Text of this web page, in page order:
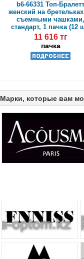
b6-66331 Топ-Бралетт
женский на
съемными чашками,
стандарт, 1 пачка (12
11 616 тг
пачка
Марки, которые вам